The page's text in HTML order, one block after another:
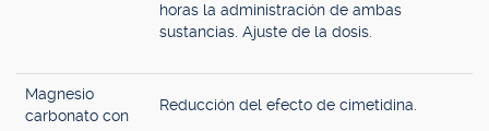
horas la administración de ambas
sustancias. Ajuste de la dosis.
Magnesio
carbonato con
Reducción del efecto de cimetidina.